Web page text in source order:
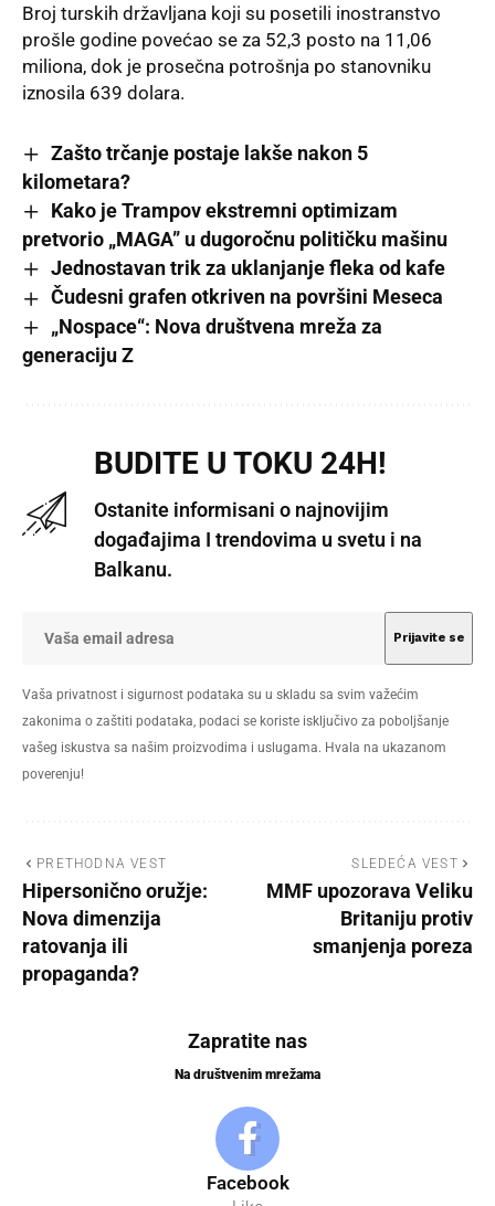
Broj turskih državljana koji su posetili inostranstvo
prošle godine povećao se za 52,3 posto na 11,06
miliona, dok je prosečna potrošnja po stanovniku
iznosila 639 dolara.
Zašto trčanje postaje lakše nakon 5
kilometara?
Kako je Trampov ekstremni optimizam
pretvorio „MAGA” u dugoročnu političku mašinu
Jednostavan trik za uklanjanje fleka od kafe
Čudesni grafen otkriven na površini Meseca
„Nospace“: Nova društvena mreža za
generaciju Z
BUDITE U TOKU 24H!
Ostanite informisani o najnovijim
događajima I trendovima u svetu i na
Balkanu.
Vaša privatnost i sigurnost podataka su u skladu sa svim važećim
zakonima o zaštiti podataka, podaci se koriste isključivo za poboljšanje
vašeg iskustva sa našim proizvodima i uslugama. Hvala na ukazanom
poverenju!
PRETHODNA VEST
Hipersonično oružje:
Nova dimenzija
ratovanja ili
propaganda?
SLEDEĆA VEST
MMF upozorava Veliku
Britaniju protiv
smanjenja poreza
Zapratite nas
Na društvenim mrežama
Facebook